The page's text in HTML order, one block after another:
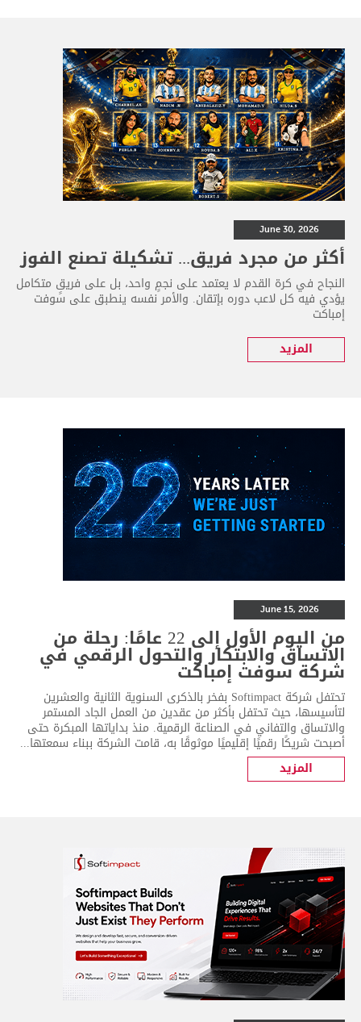
June 30, 2026
أكثر من مجرد فريق... تشكيلة تصنع الفوز
النجاح في كرة القدم لا يعتمد على نجمٍ واحد، بل على فريقٍ متكامل
يؤدي فيه كل لاعب دوره بإتقان. والأمر نفسه ينطبق على سوفت
إمباكت
المزيد
June 15, 2026
من اليوم الأول إلى 22 عامًا: رحلة من
الاتساق والابتكار والتحول الرقمي في
شركة سوفت إمباكت
تحتفل شركة Softimpact بفخر بالذكرى السنوية الثانية والعشرين
لتأسيسها، حيث تحتفل بأكثر من عقدين من العمل الجاد المستمر
والاتساق والتفاني في الصناعة الرقمية. منذ بداياتها المبكرة حتى
أصبحت شريكًا رقميًا إقليميًا موثوقًا به، قامت الشركة ببناء سمعتها...
المزيد